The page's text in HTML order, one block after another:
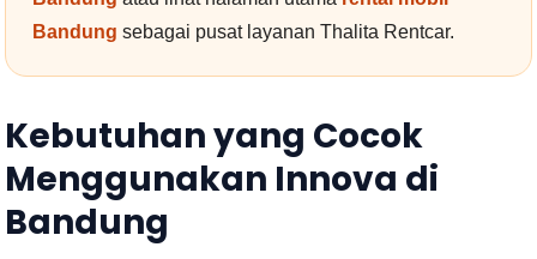
Bandung sebagai pusat layanan Thalita Rentcar.
Kebutuhan yang Cocok
Menggunakan Innova di
Bandung